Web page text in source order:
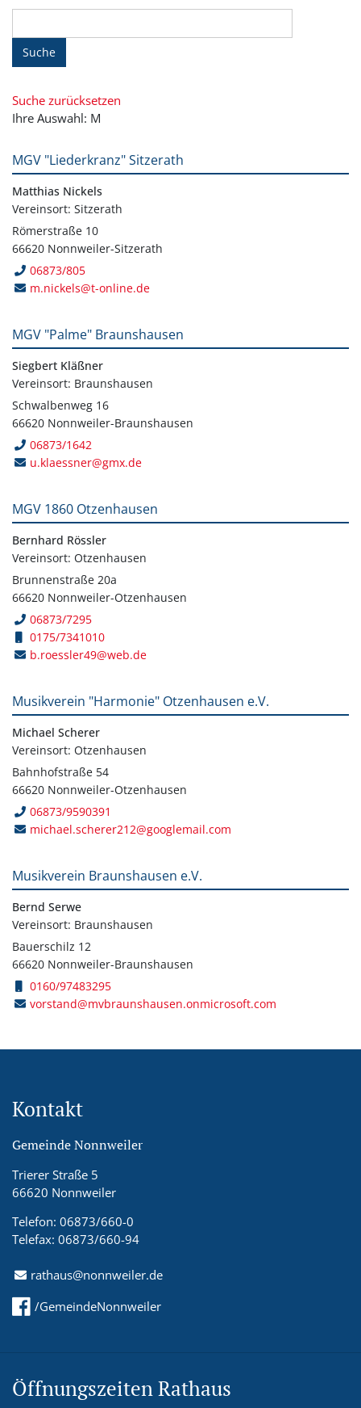
Suche
Suche zurücksetzen
Ihre Auswahl: M
MGV "Liederkranz" Sitzerath
Matthias Nickels
Vereinsort: Sitzerath
Römerstraße 10
66620 Nonnweiler-Sitzerath
06873/805
m.nickels@t-online.de
MGV "Palme" Braunshausen
Siegbert Kläßner
Vereinsort: Braunshausen
Schwalbenweg 16
66620 Nonnweiler-Braunshausen
06873/1642
u.klaessner@gmx.de
MGV 1860 Otzenhausen
Bernhard Rössler
Vereinsort: Otzenhausen
Brunnenstraße 20a
66620 Nonnweiler-Otzenhausen
06873/7295
0175/7341010
b.roessler49@web.de
Musikverein "Harmonie" Otzenhausen e.V.
Michael Scherer
Vereinsort: Otzenhausen
Bahnhofstraße 54
66620 Nonnweiler-Otzenhausen
06873/9590391
michael.scherer212@googlemail.com
Musikverein Braunshausen e.V.
Bernd Serwe
Vereinsort: Braunshausen
Bauerschilz 12
66620 Nonnweiler-Braunshausen
0160/97483295
vorstand@mvbraunshausen.onmicrosoft.com
Kontakt
Gemeinde Nonnweiler
Trierer Straße 5
66620 Nonnweiler
Telefon: 06873/660-0
Telefax: 06873/660-94
rathaus@nonnweiler.de
/GemeindeNonnweiler
Öffnungszeiten Rathaus